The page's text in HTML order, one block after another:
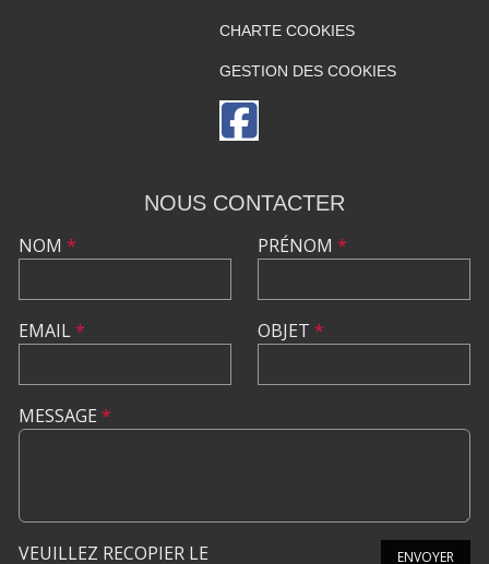
CHARTE COOKIES
GESTION DES COOKIES
NOUS CONTACTER
NOM *
EMAIL*
PRÉNOM *
OBJET *
MESSAGE *
VEUILLEZ RECOPIER LE ENVOYER